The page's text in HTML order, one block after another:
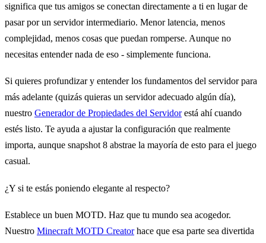
significa que tus amigos se conectan directamente a ti en lugar de
pasar por un servidor intermediario. Menor latencia, menos
complejidad, menos cosas que puedan romperse. Aunque no
necesitas entender nada de eso - simplemente funciona.
Si quieres profundizar y entender los fundamentos del servidor para
más adelante (quizás quieras un servidor adecuado algún día),
nuestro Generador de Propiedades del Servidorestá ahí cuando
estés listo. Te ayuda a ajustar la configuración que realmente
importa, aunque snapshot 8 abstrae la mayoría de esto para el juego
casual.
¿Y si te estás poniendo elegante al respecto?
Establece un buen MOTD. Haz que tu mundo sea acogedor.
Nuestro Minecraft MOTD Creatorhace que esa parte sea divertida